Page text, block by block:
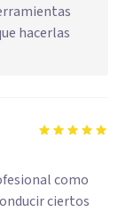
hacerlas
como
ciertos